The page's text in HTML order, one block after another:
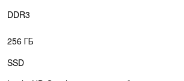
DDR3
256 ГБ
SSD